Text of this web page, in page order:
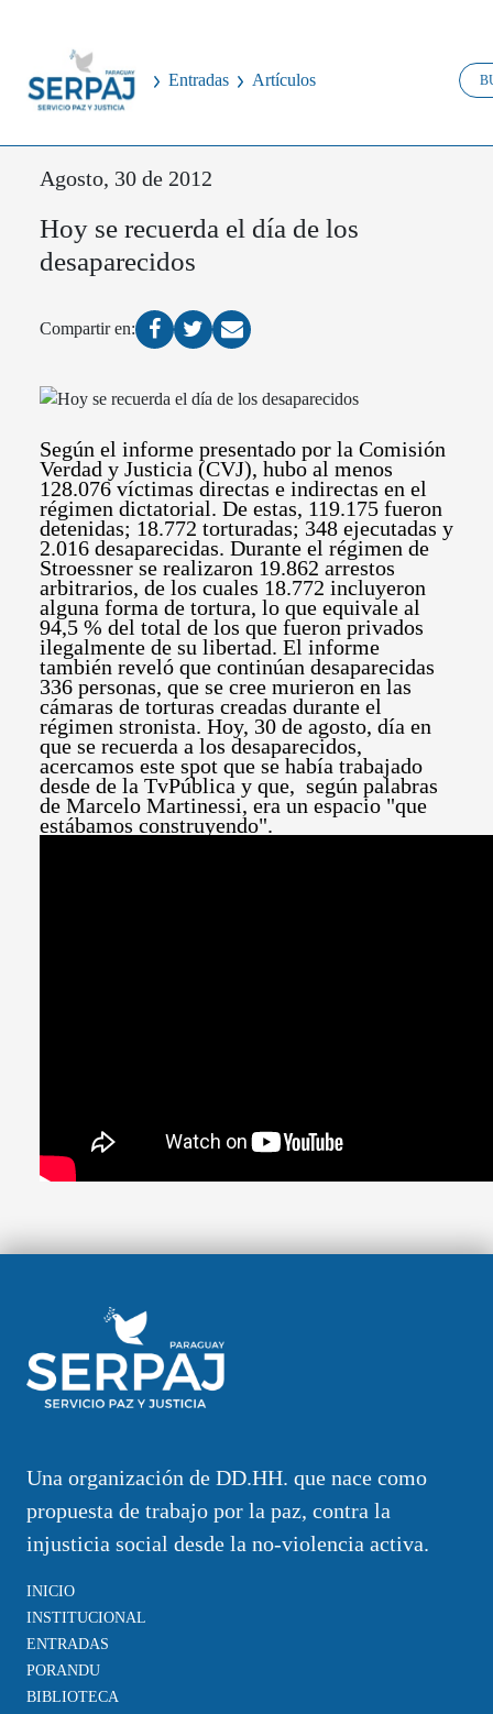
Entradas Artículos
Agosto, 30 de 2012
Hoy se recuerda el día de los
desaparecidos
Compartir en:
Según el informe presentado por la Comisión
Verdad y Justicia (CVJ), hubo al menos
128.076 víctimas directas e indirectas en el
régimen dictatorial. De estas, 119.175 fueron
detenidas; 18.772 torturadas; 348 ejecutadas y
2.016 desaparecidas. Durante el régimen de
Stroessner se realizaron 19.862 arrestos
arbitrarios, de los cuales 18.772 incluyeron
alguna forma de tortura, lo que equivale al
94,5 % del total de los que fueron privados
ilegalmente de su libertad. El informe
también reveló que continúan desaparecidas
336 personas, que se cree murieron en las
cámaras de torturas creadas durante el
régimen stronista. Hoy, 30 de agosto, día en
que se recuerda a los desaparecidos,
acercamos este spot que se había trabajado
desde de la TvPública y que, según palabras
de Marcelo Martinessi, era un espacio "que
estábamos construyendo".
Una organización de DD.HH. que nace como
propuesta de trabajo por la paz, contra la
injusticia social desde la no-violencia activa.
INICIO
INSTITUCIONAL
ENTRADAS
PORANDU
BIBLIOTECA